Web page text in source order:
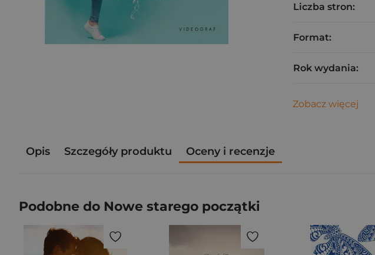
Liczba stron:
Format:
Rok wydania:
Zobacz więcej
Opis Szczegóły produktu Oceny i recenzje
Podobne do Nowe starego początki